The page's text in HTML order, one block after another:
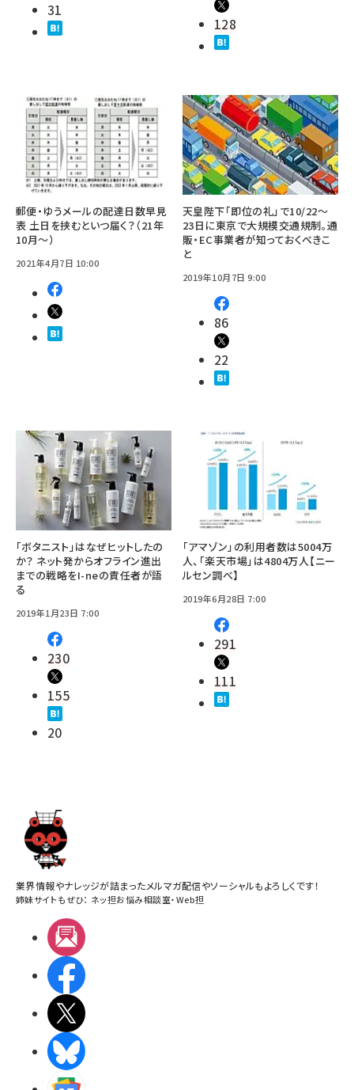
31
128
郵便・ゆうメールの配達日数早見
表 土日を挟むといつ届く？（21年
10月～）
2021年4月7日 10:00
天皇陛下「即位の礼」で10/22～
23日に東京で大規模交通規制。通
販・EC事業者が知っておくべきこ
と
2019年10月7日 9:00
86
22
「ボタニスト」はなぜヒットしたの
か？ ネット発からオフライン進出
までの戦略をI-neの責任者が語
る
2019年1月23日 7:00
230
155
20
「アマゾン」の利用者数は5004万
人、「楽天市場」は4804万人【ニー
ルセン調べ】
2019年6月28日 7:00
291
111
業界情報やナレッジが詰まったメルマガ配信やソーシャルもよろしくです！
姉妹サイトもぜひ： ネッ担お悩み相談室・Web担